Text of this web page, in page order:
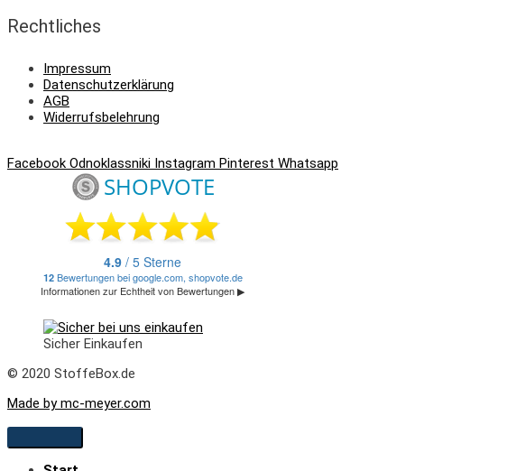
Rechtliches
Impressum
Datenschutzerklärung
AGB
Widerrufsbelehrung
Facebook Odnoklassniki Instagram Pinterest Whatsapp
Sicher Einkaufen
© 2020 StoffeBox.de
Made by mc-meyer.com